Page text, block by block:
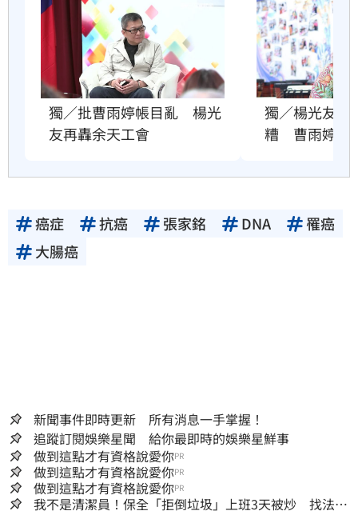
獨／批曹雨婷帳目亂　楊光
友再轟余天工會
獨／楊光友批
糟　曹雨婷發
癌症 抗癌 張家銘 DNA
罹癌
大腸癌
新聞事件即時更新 所有消息一手掌握！
追蹤訂閱娛樂星聞 給你最即時的娛樂星鮮事
做到這點才有資格說愛你PR
做到這點才有資格說愛你PR
做到這點才有資格說愛你PR
我不是清潔員！保全「拒倒垃圾」上班3天被炒 找法院